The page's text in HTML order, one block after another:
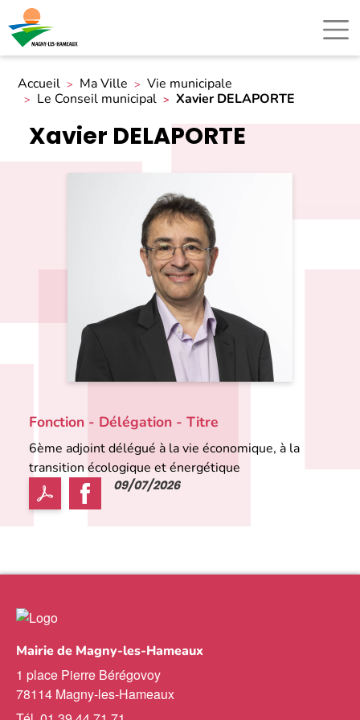
Accueil Ma Ville
Vie municipale
Le Conseil municipal
Xavier DELAPORTE
Xavier DELAPORTE
Fonction - Délégation - Titre
6ème adjoint délégué à la vie économique, à la
transition écologique et énergétique
09/07/2026
Mairie de Magny-les-Hameaux
1 place Pierre Bérégovoy
78114 Magny-les-Hameaux